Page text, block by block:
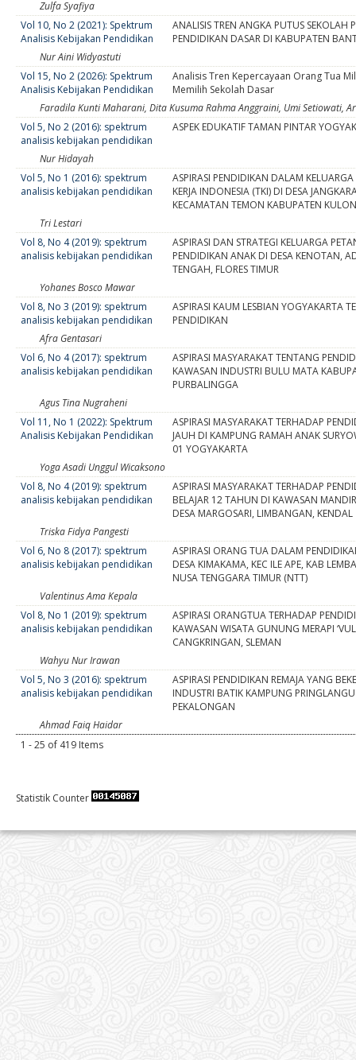
Zulfa Syafiya
Vol 10, No 2 (2021): Spektrum
Analisis Kebijakan Pendidikan
ANALISIS TREN ANGKA PUTUS SEKOLAH
PENDIDIKAN DASAR DI KABUPATEN
Nur Aini Widyastuti
Vol 15, No 2 (2026): Spektrum
Analisis Kebijakan Pendidikan
Analisis Tren Kepercayaan Orang Tua
Memilih Sekolah Dasar
Faradila Kunti Maharani, Dita Kusuma Rahma Anggraini, Umi Setiowati,
Vol 5, No 2 (2016): spektrum
analisis kebijakan pendidikan
ASPEK EDUKATIF TAMAN PINTAR
Nur Hidayah
Vol 5, No 1 (2016): spektrum
analisis kebijakan pendidikan
ASPIRASI PENDIDIKAN DALAM
KERJA INDONESIA (TKI) DI DESA
KECAMATAN TEMON KABUPATEN
Tri Lestari
Vol 8, No 4 (2019): spektrum
analisis kebijakan pendidikan
ASPIRASI DAN STRATEGI KELUARGA
PENDIDIKAN ANAK DI DESA KENOTAN,
TENGAH, FLORES TIMUR
Yohanes Bosco Mawar
Vol 8, No 3 (2019): spektrum
analisis kebijakan pendidikan
ASPIRASI KAUM LESBIAN YOGYAKARTA
PENDIDIKAN
Afra Gentasari
Vol 6, No 4 (2017): spektrum
analisis kebijakan pendidikan
ASPIRASI MASYARAKAT TENTANG
KAWASAN INDUSTRI BULU MATA
PURBALINGGA
Agus Tina Nugraheni
Vol 11, No 1 (2022): Spektrum
Analisis Kebijakan Pendidikan
ASPIRASI MASYARAKAT TERHADAP
JAUH DI KAMPUNG RAMAH ANAK
01 YOGYAKARTA
Yoga Asadi Unggul Wicaksono
Vol 8, No 4 (2019): spektrum
analisis kebijakan pendidikan
ASPIRASI MASYARAKAT TERHADAP
BELAJAR 12 TAHUN DI KAWASAN
DESA MARGOSARI, LIMBANGAN, KENDAL
Triska Fidya Pangesti
Vol 6, No 8 (2017): spektrum
analisis kebijakan pendidikan
ASPIRASI ORANG TUA DALAM
DESA KIMAKAMA, KEC ILE APE, KAB
NUSA TENGGARA TIMUR (NTT)
Valentinus Ama Kepala
Vol 8, No 1 (2019): spektrum
analisis kebijakan pendidikan
ASPIRASI ORANGTUA TERHADAP
KAWASAN WISATA GUNUNG MERAPI
CANGKRINGAN, SLEMAN
Wahyu Nur Irawan
Vol 5, No 3 (2016): spektrum
analisis kebijakan pendidikan
ASPIRASI PENDIDIKAN REMAJA YANG
INDUSTRI BATIK KAMPUNG
PEKALONGAN
Ahmad Faiq Haidar
1 - 25 of 419 Items
Statistik Counter